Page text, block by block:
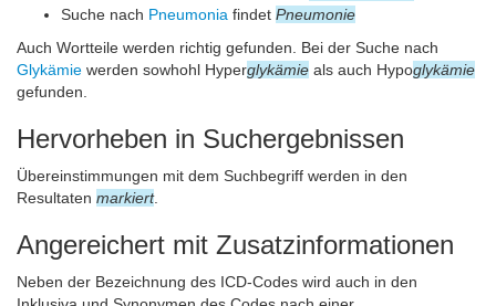
Suche nach Pneumonia findet Pneumonie
Auch Wortteile werden richtig gefunden. Bei der Suche nach
Glykämie werden sowhohl Hyperglykämie als auch Hypoglykämie
gefunden.
Hervorheben in Suchergebnissen
Übereinstimmungen mit dem Suchbegriff werden in den
Resultaten markiert.
Angereichert mit Zusatzinformationen
Neben der Bezeichnung des ICD-Codes wird auch in den